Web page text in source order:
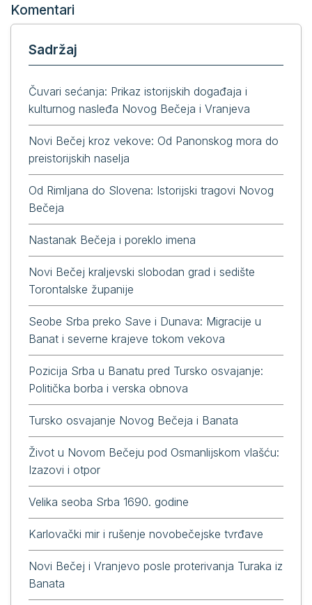
Komentari
Sadržaj
Čuvari sećanja: Prikaz istorijskih događaja i
kulturnog nasleđa Novog Bečeja i Vranjeva
Novi Bečej kroz vekove: Od Panonskog mora do
preistorijskih naselja
Od Rimljana do Slovena: Istorijski tragovi Novog
Bečeja
Nastanak Bečeja i poreklo imena
Novi Bečej kraljevski slobodan grad i sedište
Torontalske županije
Seobe Srba preko Save i Dunava: Migracije u
Banat i severne krajeve tokom vekova
Pozicija Srba u Banatu pred Tursko osvajanje:
Politička borba i verska obnovа
Tursko osvajanje Novog Bečeja i Banata
Život u Novom Bečeju pod Osmanlijskom vlašću:
Izazovi i otpor
Velika seoba Srba 1690. godine
Karlovački mir i rušenje novobečejske tvrđave
Novi Bečej i Vranjevo posle proterivanja Turaka iz
Banata